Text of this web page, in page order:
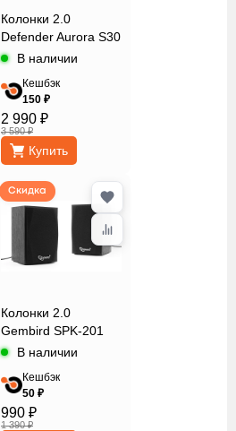
Колонки 2.0
Defender Aurora S30
В наличии
Кешбэк
150 ₽
2 990 ₽
3 590 ₽
Купить
Скидка
Колонки 2.0
Gembird SPK-201
В наличии
Кешбэк
50 ₽
990 ₽
1 390 ₽